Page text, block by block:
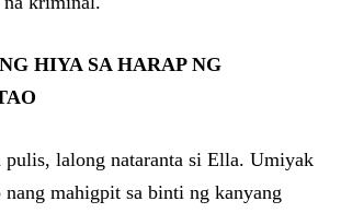
HIYA SA HARAP NG
pulis, lalong nataranta si Ella. Umiyak
nang mahigpit sa binti ng kanyang